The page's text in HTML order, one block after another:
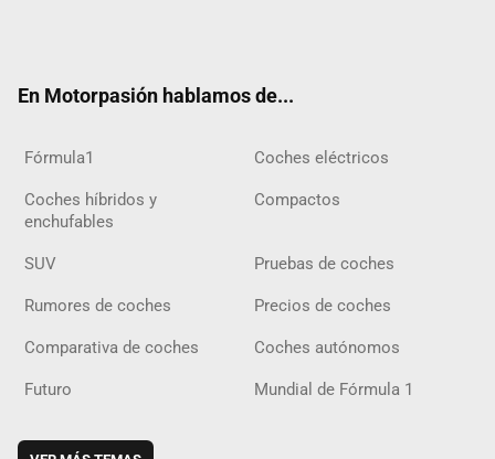
En Motorpasión hablamos de...
Fórmula1 Coches eléctricos
Coches híbridos y
enchufables
Compactos
SUV Pruebas de coches
Rumores de coches Precios de coches
Comparativa de coches Coches autónomos
Futuro Mundial de Fórmula 1